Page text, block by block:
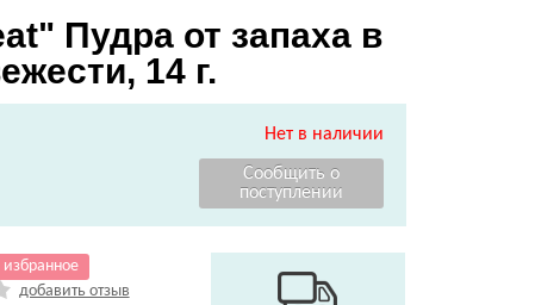
Пудра от запаха в
14 г.
Нет в наличии
добавить отзыв